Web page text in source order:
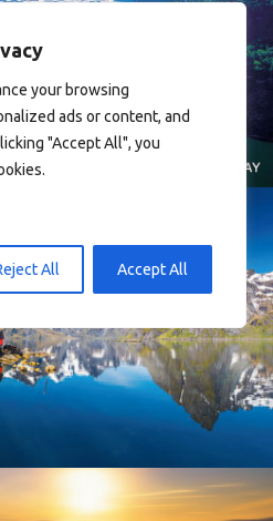
your browsing
ads or content, and
"Accept All", you
All Accept All
Norge. North Norway.